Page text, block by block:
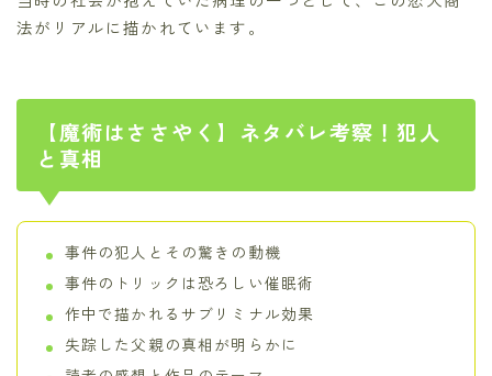
法がリアルに描かれています。
【魔術はささやく】ネタバレ考察！犯人
と真相
事件の犯人とその驚きの動機
事件のトリックは恐ろしい催眠術
作中で描かれるサブリミナル効果
失踪した父親の真相が明らかに